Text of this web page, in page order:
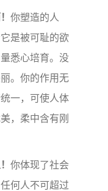
你塑造的人
是被可耻的欲
悉心培育。没
。你的作用无
一，可使人体
，柔中含有刚
你体现了社会
何人不可超过